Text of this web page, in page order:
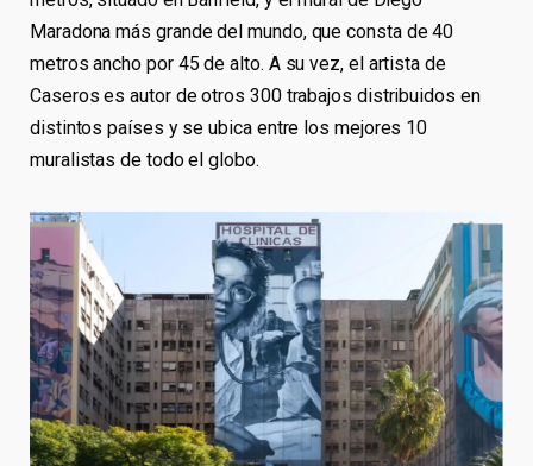
Maradona más grande del mundo, que consta de 40
metros ancho por 45 de alto. A su vez, el artista de
Caseros es autor de otros 300 trabajos distribuidos en
distintos países y se ubica entre los mejores 10
muralistas de todo el globo.